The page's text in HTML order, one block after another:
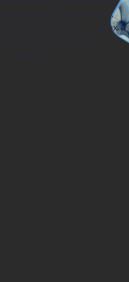
облегает смартфон,
и боковые грани. Верх и